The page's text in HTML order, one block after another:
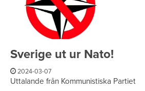
Sverige ut ur Nato!
2024-03-07
Uttalande från Kommunistiska Partiet